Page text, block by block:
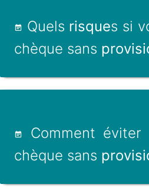
Quels risques si
chèque sans
Comment
chèque sans